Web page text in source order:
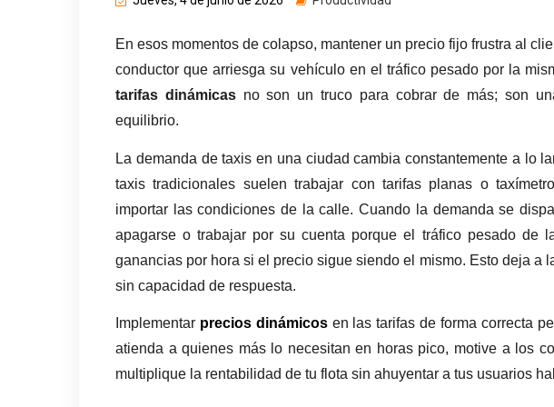
En esos momentos de colapso, mantener un precio fijo frustra al
tarifas dinámicas no son un truco para cobrar de más; son
equilibrio.
La demanda de taxis en una ciudad cambia constantemente a lo
taxis tradicionales suelen trabajar con tarifas planas o
importar las condiciones de la calle. Cuando la demanda se
apagarse o trabajar por su cuenta porque el tráfico pesado de
ganancias por hora si el precio sigue siendo el mismo. Esto deja a
sin capacidad de respuesta.
Implementar precios dinámicos en las tarifas de forma correcta
atienda a quienes más lo necesitan en horas pico, motive a los
multiplique la rentabilidad de tu flota sin ahuyentar a tus usuarios